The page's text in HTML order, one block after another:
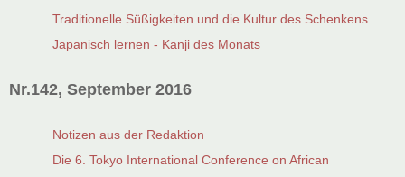
Traditionelle Süßigkeiten und die Kultur des Schenkens
Japanisch lernen - Kanji des Monats
Nr.142, September 2016
Notizen aus der Redaktion
Die 6. Tokyo International Conference on African